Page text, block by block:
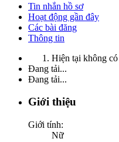
Tin nhắn hồ sơ
Hoạt động gần đây
Các bài đăng
Thông tin
Hiện tại không
Đang tải...
Đang tải...
Giới thiệu
Giới tính:
Nữ